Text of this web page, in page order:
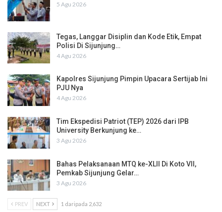
5 Agu 2026
Tegas, Langgar Disiplin dan Kode Etik, Empat
Polisi Di Sijunjung…
4 Agu 2026
Kapolres Sijunjung Pimpin Upacara Sertijab Ini
PJU Nya
4 Agu 2026
Tim Ekspedisi Patriot (TEP) 2026 dari IPB
University Berkunjung ke…
3 Agu 2026
Bahas Pelaksanaan MTQ ke-XLII Di Koto VII,
Pemkab Sijunjung Gelar…
3 Agu 2026
PREV NEXT 1 daripada 2,632